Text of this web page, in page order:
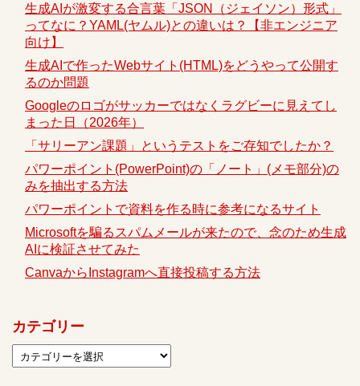
生成AIが激変する合言葉「JSON（ジェイソン）形式」
ってなに？YAML(ヤムル)との違いは？【非エンジニア
向け】
生成AIで作ったWebサイト(HTML)をどうやって公開す
るのか問題
Googleのロゴがサッカーではなくラグビーに見えてし
まった日（2026年）
「サリーアン課題」というテストをご存知でしたか？
パワーポイント(PowerPoint)の「ノート」(メモ部分)の
みを抽出する方法
パワーポイントで資料を作る時に参考になるサイト
Microsoftを騙るスパムメールが来たので、念のため生成
AIに検証させてみた
CanvaからInstagramへ直接投稿する方法
カテゴリー